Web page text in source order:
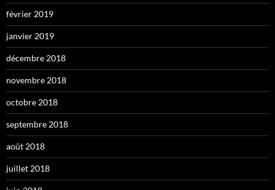
février 2019
janvier 2019
décembre 2018
novembre 2018
octobre 2018
septembre 2018
août 2018
juillet 2018